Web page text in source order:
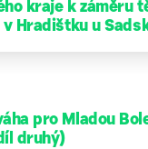
kraje k záměru
Hradištku u
pro Mladou
druhý)